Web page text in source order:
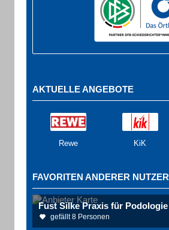
AKTUELLE ANGEBOTE
Rewe KiK
FAVORITEN ANDERER NUTZER
Fust Silke Praxis für Podologie
gefällt 8 Personen